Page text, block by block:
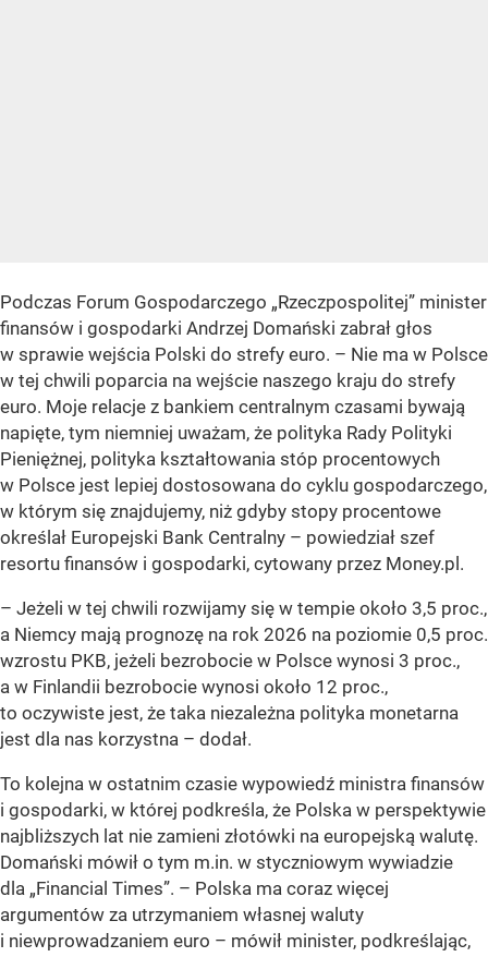
Podczas Forum Gospodarczego „Rzeczpospolitej” minister
finansów i gospodarki Andrzej Domański zabrał głos
w sprawie wejścia Polski do strefy euro. – Nie ma w Polsce
w tej chwili poparcia na wejście naszego kraju do strefy
euro. Moje relacje z bankiem centralnym czasami bywają
napięte, tym niemniej uważam, że polityka Rady Polityki
Pieniężnej, polityka kształtowania stóp procentowych
w Polsce jest lepiej dostosowana do cyklu gospodarczego,
w którym się znajdujemy, niż gdyby stopy procentowe
określał Europejski Bank Centralny – powiedział szef
resortu finansów i gospodarki, cytowany przez Money.pl.
– Jeżeli w tej chwili rozwijamy się w tempie około 3,5 proc.,
a Niemcy mają prognozę na rok 2026 na poziomie 0,5 proc.
wzrostu PKB, jeżeli bezrobocie w Polsce wynosi 3 proc.,
a w Finlandii bezrobocie wynosi około 12 proc.,
to oczywiste jest, że taka niezależna polityka monetarna
jest dla nas korzystna – dodał.
To kolejna w ostatnim czasie wypowiedź ministra finansów
i gospodarki, w której podkreśla, że Polska w perspektywie
najbliższych lat nie zamieni złotówki na europejską walutę.
Domański mówił o tym m.in. w styczniowym wywiadzie
dla „Financial Times”. – Polska ma coraz więcej
argumentów za utrzymaniem własnej waluty
i niewprowadzaniem euro – mówił minister, podkreślając,